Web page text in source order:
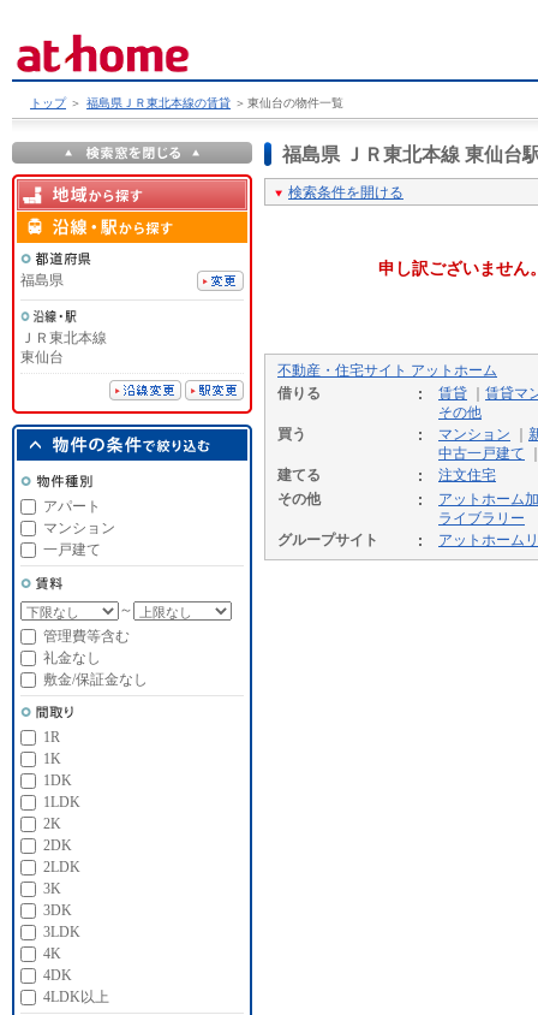
トップ ＞ 福島県ＪＲ東北本線の賃貸 ＞ 東仙台の物件一覧
福島県 ＪＲ東北本線 東仙台
検索条件を開ける
申し訳ございません
不動産・住宅サイト アットホーム
借りる
賃貸
賃貸マ
その他
買う
マンション
中古一戸建て
建てる
注文住宅
その他
アットホーム
ライブラリー
グループサイト
アットホーム
福島県
ＪＲ東北本線
東仙台
アパート
マンション
一戸建て
～
管理費等含む
礼金なし
敷金/保証金なし
1R
1K
1DK
1LDK
2K
2DK
2LDK
3K
3DK
3LDK
4K
4DK
4LDK以上